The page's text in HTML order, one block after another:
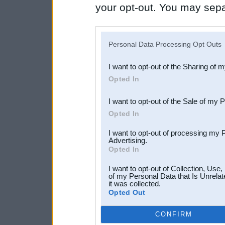
your opt-out. You may
Downstream Participants
third parties.
Personal Data Processing Opt Outs
I want to opt-out of the Sharing of
Opted In
I want to opt-out of the Sale of my
Opted In
I want to opt-out of processing my
Advertising.
Opted In
I want to opt-out of Collection,
of my Personal Data that Is
it was collected.
Opted Out
CONFIRM